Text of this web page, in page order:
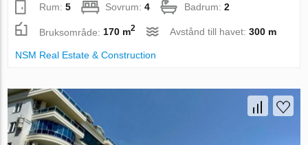
Rum:5 Sovrum:4 Badrum:2
Bruksområde:170 m2 Avstånd till havet:300 m
NSM Real Estate & Construction